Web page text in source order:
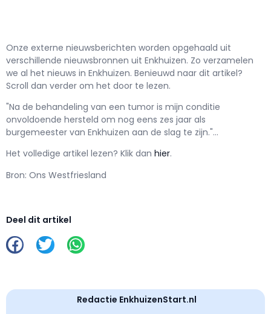
Onze externe nieuwsberichten worden opgehaald uit
verschillende nieuwsbronnen uit Enkhuizen. Zo verzamelen
we al het nieuws in Enkhuizen. Benieuwd naar dit artikel?
Scroll dan verder om het door te lezen.
"Na de behandeling van een tumor is mijn conditie
onvoldoende hersteld om nog eens zes jaar als
burgemeester van Enkhuizen aan de slag te zijn."...
Het volledige artikel lezen? Klik dan hier.
Bron: Ons Westfriesland
Deel dit artikel
Redactie EnkhuizenStart.nl